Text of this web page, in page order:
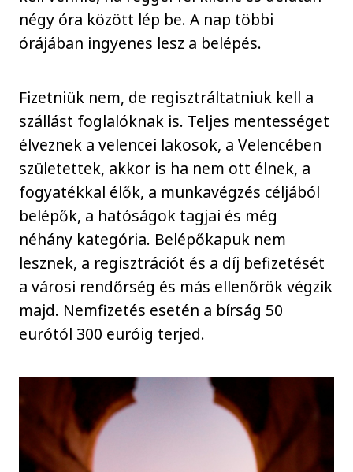
négy óra között lép be. A nap többi
órájában ingyenes lesz a belépés.
Fizetniük nem, de regisztráltatniuk kell a
szállást foglalóknak is. Teljes mentességet
élveznek a velencei lakosok, a Velencében
születettek, akkor is ha nem ott élnek, a
fogyatékkal élők, a munkavégzés céljából
belépők, a hatóságok tagjai és még
néhány kategória. Belépőkapuk nem
lesznek, a regisztrációt és a díj befizetését
a városi rendőrség és más ellenőrök végzik
majd. Nemfizetés esetén a bírság 50
eurótól 300 euróig terjed.